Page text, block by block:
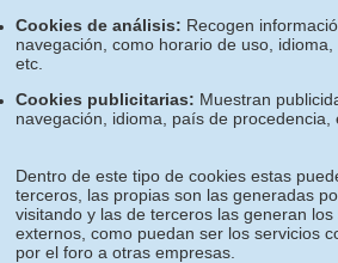
Cookies de análisis: Recogen
navegación, como horario de uso, idioma,
etc.
Cookies publicitarias: Muestran
navegación, idioma, país de procedencia,
Dentro de este tipo de cookies estas
terceros, las propias son las generadas
visitando y las de terceros las generan
externos, como puedan ser los servicios
por el foro a otras empresas.